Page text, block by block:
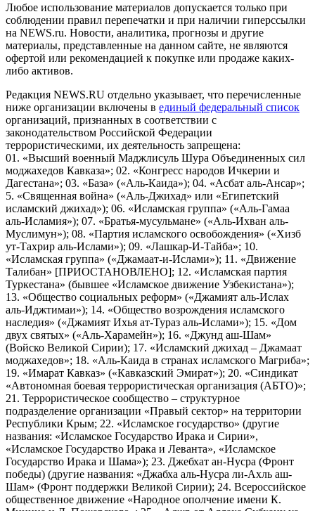
Любое использование материалов допускается только при
соблюдении правил перепечатки и при наличии гиперссылки
на NEWS.ru. Новости, аналитика, прогнозы и другие
материалы, представленные на данном сайте, не являются
офертой или рекомендацией к покупке или продаже каких-
либо активов.
Редакция NEWS.RU отдельно указывает, что перечисленные
ниже организации включены в единый федеральный список
организаций, признанных в соответствии с
законодательством Российской Федерации
террористическими, их деятельность запрещена:
01. «Высший военный Маджлисуль Шура Объединенных сил
моджахедов Кавказа»; 02. «Конгресс народов Ичкерии и
Дагестана»; 03. «База» («Аль-Каида»); 04. «Асбат аль-Ансар»;
5. «Священная война» («Аль-Джихад» или «Египетский
исламский джихад»); 06. «Исламская группа» («Аль-Гамаа
аль-Исламия»); 07. «Братья-мусульмане» («Аль-Ихван аль-
Муслимун»); 08. «Партия исламского освобождения» («Хизб
ут-Тахрир аль-Ислами»); 09. «Лашкар-И-Тайба»; 10.
«Исламская группа» («Джамаат-и-Ислами»); 11. «Движение
Талибан» [ПРИОСТАНОВЛЕНО]; 12. «Исламская партия
Туркестана» (бывшее «Исламское движение Узбекистана»);
13. «Общество социальных реформ» («Джамият аль-Ислах
аль-Иджтимаи»); 14. «Общество возрождения исламского
наследия» («Джамият Ихья ат-Тураз аль-Ислами»); 15. «Дом
двух святых» («Аль-Харамейн»); 16. «Джунд аш-Шам»
(Войско Великой Сирии); 17. «Исламский джихад – Джамаат
моджахедов»; 18. «Аль-Каида в странах исламского Магриба»;
19. «Имарат Кавказ» («Кавказский Эмират»); 20. «Синдикат
«Автономная боевая террористическая организация (АБТО)»;
21. Террористическое сообщество – структурное
подразделение организации «Правый сектор» на территории
Республики Крым; 22. «Исламское государство» (другие
названия: «Исламское Государство Ирака и Сирии»,
«Исламское Государство Ирака и Леванта», «Исламское
Государство Ирака и Шама»); 23. Джебхат ан-Нусра (Фронт
победы) (другие названия: «Джабха аль-Нусра ли-Ахль аш-
Шам» (Фронт поддержки Великой Сирии); 24. Всероссийское
общественное движение «Народное ополчение имени К.